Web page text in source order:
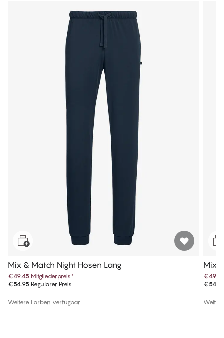
Mix & Match Night Hosen Lang
€49.45 Mitgliederpreis*
€54.95 Regulärer Preis
Weitere Farben verfügbar
Mix